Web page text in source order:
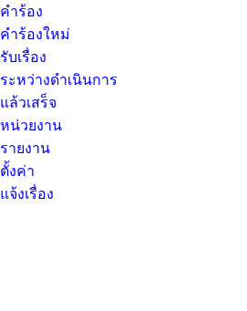
คำร้อง
คำร้องใหม่
รับเรื่อง
ระหว่างดำเนินการ
แล้วเสร็จ
หน่วยงาน
รายงาน
ตั้งค่า
แจ้งเรื่อง